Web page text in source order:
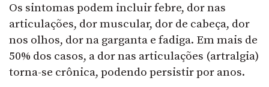
Os sintomas podem incluir febre, dor nas
articulações, dor muscular, dor de cabeça, dor
nos olhos, dor na garganta e fadiga. Em mais de
50% dos casos, a dor nas articulações (artralgia)
torna-se crônica, podendo persistir por anos.